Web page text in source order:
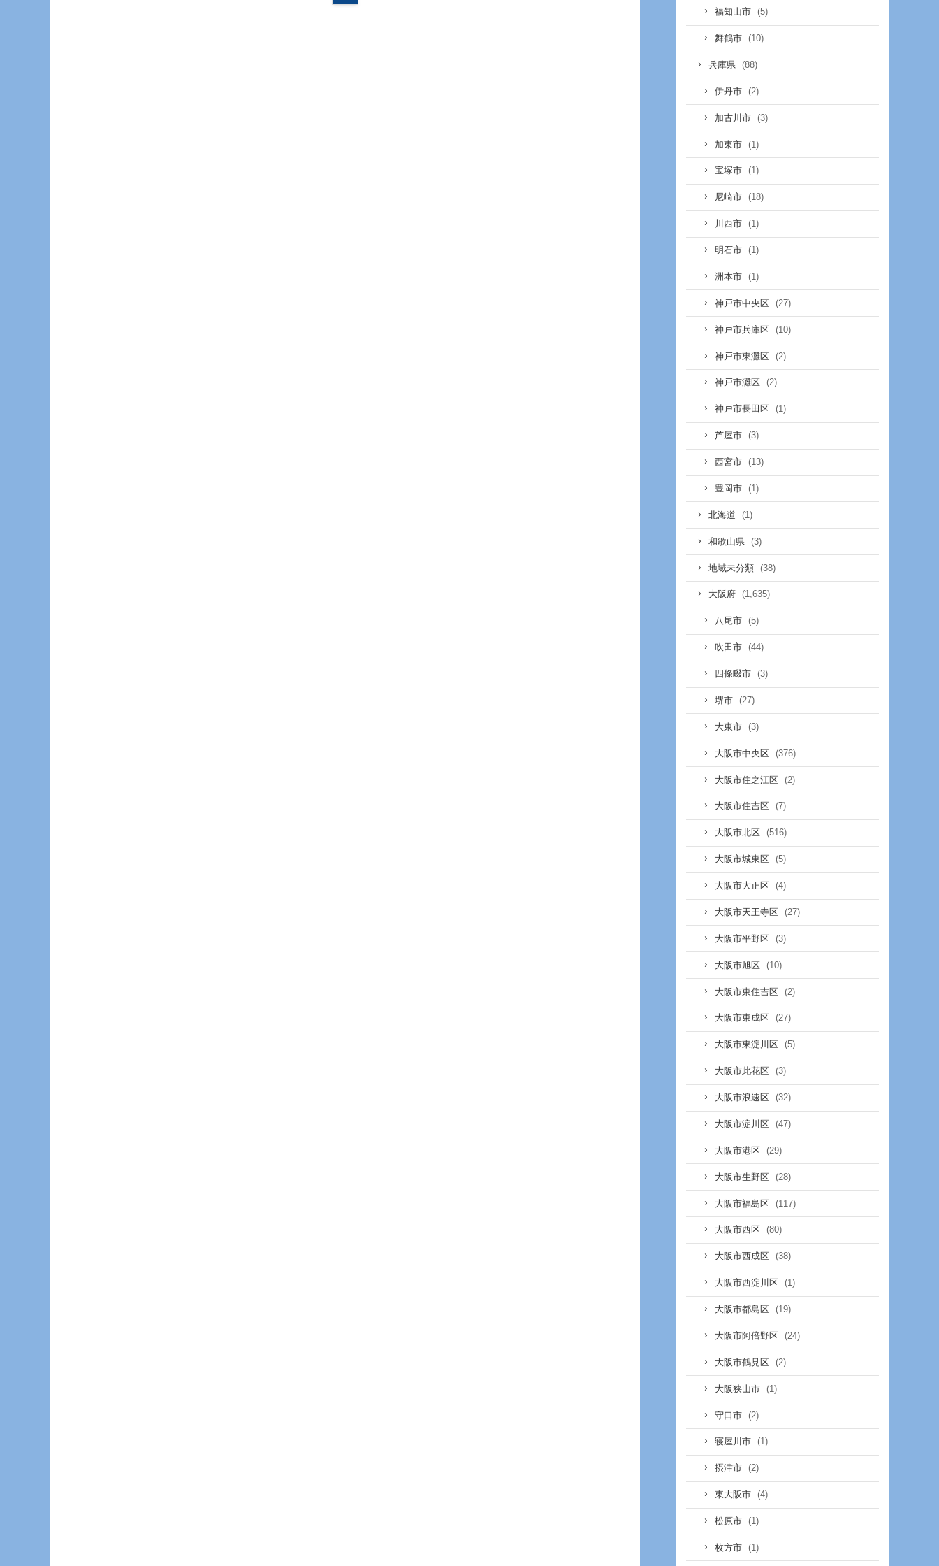
福知山市 (5)
舞鶴市 (10)
兵庫県 (88)
伊丹市 (2)
加古川市 (3)
加東市 (1)
宝塚市 (1)
尼崎市 (18)
川西市 (1)
明石市 (1)
洲本市 (1)
神戸市中央区 (27)
神戸市兵庫区 (10)
神戸市東灘区 (2)
神戸市灘区 (2)
神戸市長田区 (1)
芦屋市 (3)
西宮市 (13)
豊岡市 (1)
北海道 (1)
和歌山県 (3)
地域未分類 (38)
大阪府 (1,635)
八尾市 (5)
吹田市 (44)
四條畷市 (3)
堺市 (27)
大東市 (3)
大阪市中央区 (376)
大阪市住之江区 (2)
大阪市住吉区 (7)
大阪市北区 (516)
大阪市城東区 (5)
大阪市大正区 (4)
大阪市天王寺区 (27)
大阪市平野区 (3)
大阪市旭区 (10)
大阪市東住吉区 (2)
大阪市東成区 (27)
大阪市東淀川区 (5)
大阪市此花区 (3)
大阪市浪速区 (32)
大阪市淀川区 (47)
大阪市港区 (29)
大阪市生野区 (28)
大阪市福島区 (117)
大阪市西区 (80)
大阪市西成区 (38)
大阪市西淀川区 (1)
大阪市都島区 (19)
大阪市阿倍野区 (24)
大阪市鶴見区 (2)
大阪狭山市 (1)
守口市 (2)
寝屋川市 (1)
摂津市 (2)
東大阪市 (4)
松原市 (1)
枚方市 (1)